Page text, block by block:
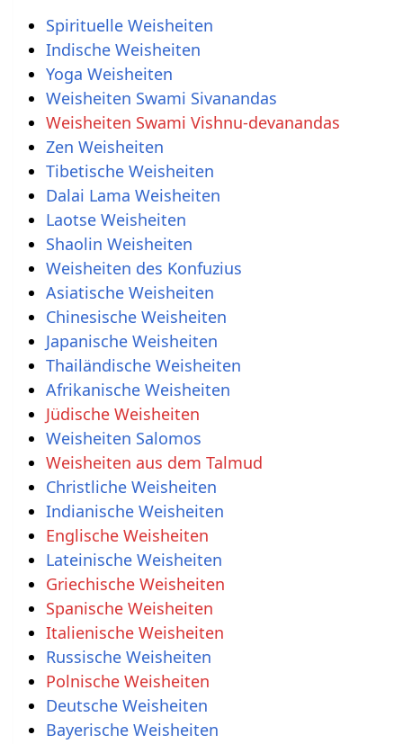
Spirituelle Weisheiten
Indische Weisheiten
Yoga Weisheiten
Weisheiten Swami Sivanandas
Weisheiten Swami Vishnu-devanandas
Zen Weisheiten
Tibetische Weisheiten
Dalai Lama Weisheiten
Laotse Weisheiten
Shaolin Weisheiten
Weisheiten des Konfuzius
Asiatische Weisheiten
Chinesische Weisheiten
Japanische Weisheiten
Thailändische Weisheiten
Afrikanische Weisheiten
Jüdische Weisheiten
Weisheiten Salomos
Weisheiten aus dem Talmud
Christliche Weisheiten
Indianische Weisheiten
Englische Weisheiten
Lateinische Weisheiten
Griechische Weisheiten
Spanische Weisheiten
Italienische Weisheiten
Russische Weisheiten
Polnische Weisheiten
Deutsche Weisheiten
Bayerische Weisheiten